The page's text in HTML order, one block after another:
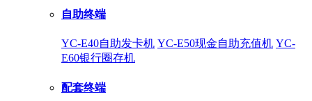
自助终端
YC-E40自助发卡机 YC-E50现金自助充值机 YC-
E60银行圈存机
配套终端